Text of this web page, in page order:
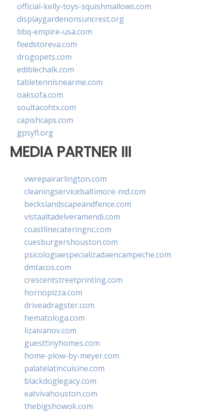
official-kelly-toys-squishmallows.com
displaygardenonsuncrest.org
bbq-empire-usa.com
feedstoreva.com
drogopets.com
ediblechalk.com
tabletennisnearme.com
oaksofa.com
soultacohtx.com
capishcaps.com
gpsyfl.org
MEDIA PARTNER III
vwrepairarlington.com
cleaningservicebaltimore-md.com
beckslandscapeandfence.com
vistaaltadelveramendi.com
coastlinecateringnc.com
cuesburgershouston.com
psicologiaespecializadaencampeche.com
dmtacos.com
crescentstreetprinting.com
hornopizza.com
driveadragster.com
hematologa.com
lizaivanov.com
guesttinyhomes.com
home-plow-by-meyer.com
palatelatincuisine.com
blackdoglegacy.com
eatvivahouston.com
thebigshowok.com